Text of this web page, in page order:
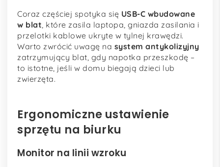
Coraz częściej spotyka się USB-C wbudowane
w blat, które zasila laptopa, gniazda zasilania i
przelotki kablowe ukryte w tylnej krawędzi.
Warto zwrócić uwagę na system antykolizyjny
zatrzymujący blat, gdy napotka przeszkodę –
to istotne, jeśli w domu biegają dzieci lub
zwierzęta.
Ergonomiczne ustawienie
sprzętu na biurku
Monitor na linii wzroku